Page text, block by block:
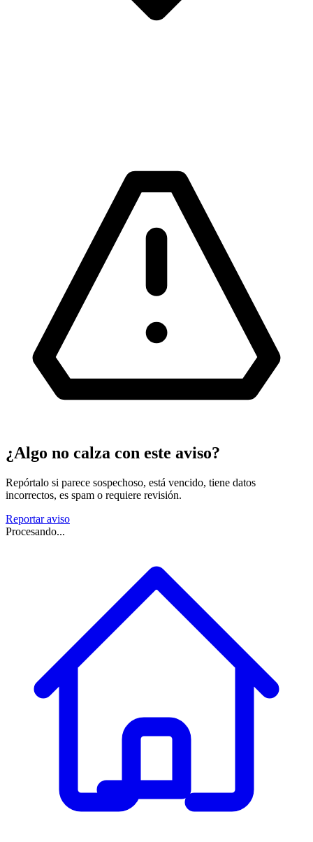
¿Algo no calza con este aviso?
Repórtalo si parece sospechoso, está vencido, tiene datos
incorrectos, es spam o requiere revisión.
Reportar aviso
Procesando...